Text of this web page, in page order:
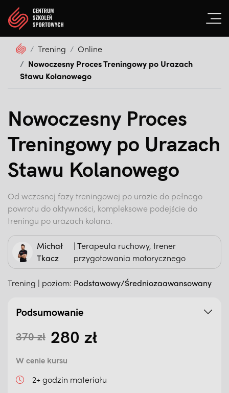
Trening
Online
Nowoczesny Proces Treningowy po Urazach
Stawu Kolanowego
Nowoczesny Proces
Treningowy po Urazach
Stawu Kolanowego
Od wczesnej fazy treningowej po urazie do pełnego
powrotu do aktywności, kompleksowe podejście do
treningu po urazach kolana.
Michał
Tkacz
| Terapeuta ruchowy, trener
przygotowania motorycznego
Trening | poziom: Podstawowy/Średniozaawansowany
Podsumowanie
370zł
Pierwotna cena wynosiła:
280 zł
Aktualna cena wynosi: 280
W cenie kursu
2+ godzin materiału